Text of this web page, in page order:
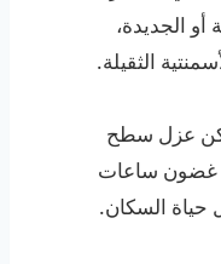
الجديدة،
الثقيلة.
عزل سطح
في غضون ساعات
حياة السكان.